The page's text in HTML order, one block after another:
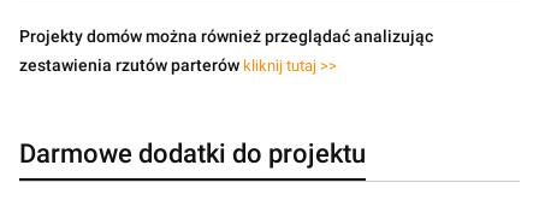
Projekty domów można również przeglądać analizując
zestawienia rzutów parterów kliknij tutaj >>
Darmowe dodatki do projektu